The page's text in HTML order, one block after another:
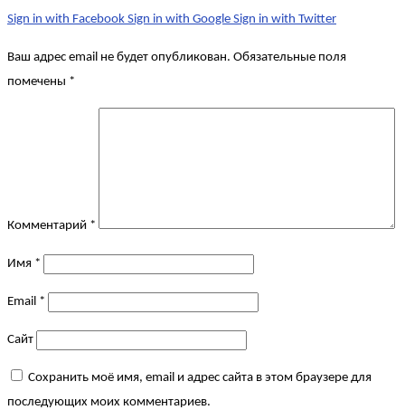
Sign in with Facebook Sign in with Google Sign in with Twitter
Ваш адрес email не будет опубликован. Обязательные поля
помечены *
Комментарий *
Имя *
Email *
Сайт
Сохранить моё имя, email и адрес сайта в этом браузере для
последующих моих комментариев.